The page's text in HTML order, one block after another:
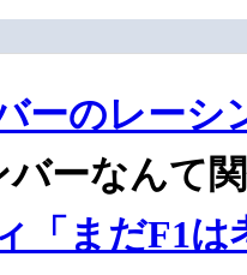
ーのレーシ
ーなんて関
「まだF1は